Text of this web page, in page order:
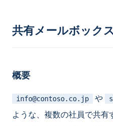
共有メールボックス
概要
info@contoso.co.jp や
ような、複数の社員で共有